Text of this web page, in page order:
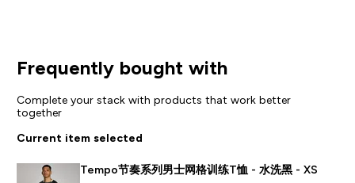
Frequently bought with
Complete your stack with products that work better
together
Current item selected
Tempo节奏系列男士网格训练T恤 - 水洗黑 - XS